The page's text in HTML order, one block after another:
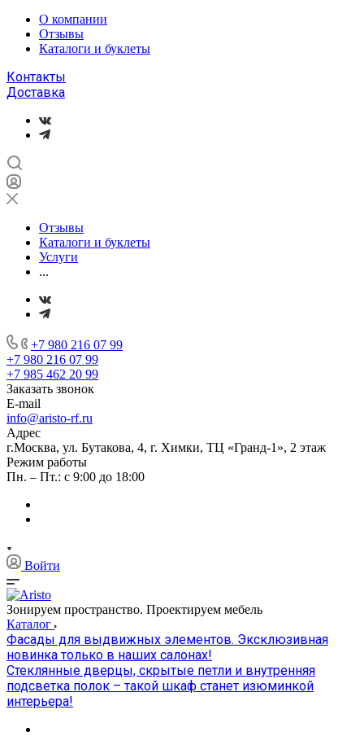
О компании
Отзывы
Каталоги и буклеты
Контакты
Доставка
Отзывы
Каталоги и буклеты
Услуги
...
+7 980 216 07 99
+7 980 216 07 99
+7 985 462 20 99
Заказать звонок
E-mail
info@aristo-rf.ru
Адрес
г.Москва, ул. Бутакова, 4, г. Химки, ТЦ «Гранд-1», 2 этаж
Режим работы
Пн. – Пт.: с 9:00 до 18:00
Войти
Зонируем пространство. Проектируем мебель
Каталог
Фасады для выдвижных элементов. Эксклюзивная
новинка только в наших салонах!
Стеклянные дверцы, скрытые петли и внутренняя
подсветка полок – такой шкаф станет изюминкой
интерьера!